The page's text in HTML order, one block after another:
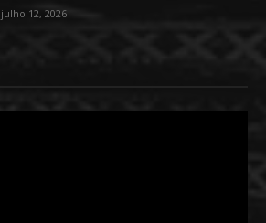
julho 12, 2026